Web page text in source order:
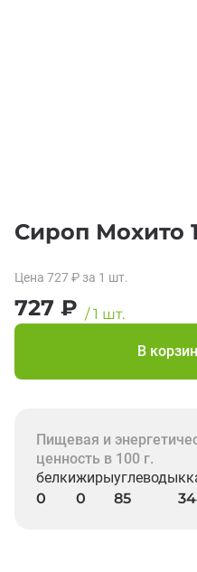
Сироп Мохито
Цена 727₽ за 1 шт.
727 ₽ /1 шт.
В
Пищевая и
ценность в 100 г.
белки
0
жиры
0
углеводы
85